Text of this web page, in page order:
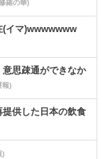
羅の華)
(イマ)wwwwwww
思疎通ができなか
報)
供した日本の飲食
)